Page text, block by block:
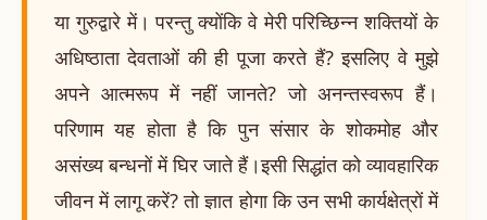
या गुरुद्वारे में। परन्तु क्योंकि वे मेरी परिच्छिन्न शक्तियों के
अधिष्ठाता देवताओं की ही पूजा करते हैं? इसलिए वे मुझे
अपने आत्मरूप में नहीं जानते? जो अनन्तस्वरूप हैं।
परिणाम यह होता है कि पुन संसार के शोकमोह और
असंख्य बन्धनों में घिर जाते हैं।इसी सिद्धांत को व्यावहारिक
जीवन में लागू करें? तो ज्ञात होगा कि उन सभी कार्यक्षेत्रों में